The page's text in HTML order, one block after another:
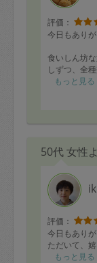
評価：
今日もあり
食いしん坊
しずつ、全
の余裕を持
いつも美味
もっと見る
50代 女性
評価：
今日もあり
ただいて、
もっと見る